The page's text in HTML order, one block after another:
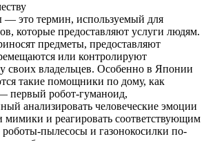
— это термин, используемый для
которые предоставляют услуги людям.
предметы, предоставляют
или контролируют
своих владельцев. Особенно в Японии
такие помощники по дому, как
первый робот-гуманоид,
анализировать человеческие эмоции
мимики и реагировать соответствующим
пылесосы и газонокосилки по-